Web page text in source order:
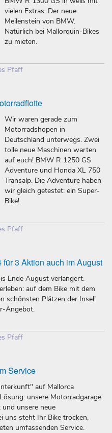
vielen Extras. Der neue
Meilenstein von BMW.
Natürlich bei Mallorquin-Bikes
zu mieten.
Pfaff
Wir waren gerade zum
Motorradshopen in
Deutschland unterwegs. Zwei
tolle neue Maschinen warten
auf euch! BMW R 1250 GS
Adventure und Honda XL 750
Transalp. Die Adventure haben
wir gleich getestet: ein Super-
Bike!
Pfaff
3 Aktion auch im August
Ende August verlängert.
auf dem Bike mit dem
schönsten Plätzen der Insel!
Angebot.
Pfaff
Service
auf Mallorca
unsere Motorradgarage
unsere neue
uns steht Ihr Bike trocken,
umfassenden Service.